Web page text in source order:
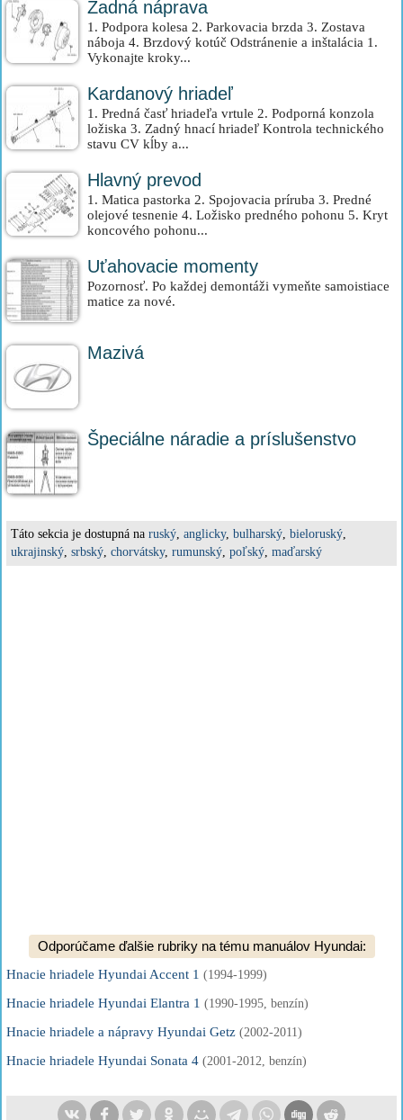
Zadná náprava
1. Podpora kolesa 2. Parkovacia brzda 3. Zostava
náboja 4. Brzdový kotúč Odstránenie a inštalácia 1.
Vykonajte kroky...
Kardanový hriadeľ
1. Predná časť hriadeľa vrtule 2. Podporná konzola
ložiska 3. Zadný hnací hriadeľ Kontrola technického
stavu CV kĺby a...
Hlavný prevod
1. Matica pastorka 2. Spojovacia príruba 3. Predné
olejové tesnenie 4. Ložisko predného pohonu 5. Kryt
koncového pohonu...
Uťahovacie momenty
Pozornosť. Po každej demontáži vymeňte samoistiace
matice za nové.
Mazivá
Špeciálne náradie a príslušenstvo
Táto sekcia je dostupná na ruský, anglicky, bulharský, bieloruský,
ukrajinský, srbský, chorvátsky, rumunský, poľský, maďarský
Odporúčame ďalšie rubriky na tému manuálov Hyundai:
Hnacie hriadele Hyundai Accent 1 (1994-1999)
Hnacie hriadele Hyundai Elantra 1 (1990-1995, benzín)
Hnacie hriadele a nápravy Hyundai Getz (2002-2011)
Hnacie hriadele Hyundai Sonata 4 (2001-2012, benzín)